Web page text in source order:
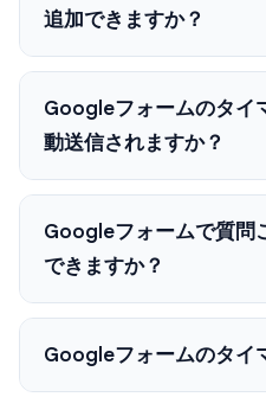
追加できますか？
Googleフォームのタイ
動送信されますか？
Googleフォームで質問
できますか？
Googleフォームのタイ